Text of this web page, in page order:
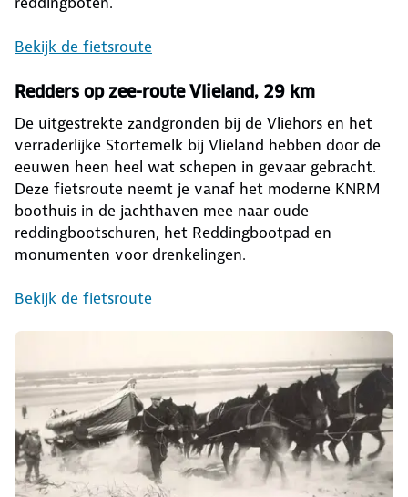
Bekijk de fietsroute
Redders op zee-route Vlieland, 29 km
De uitgestrekte zandgronden bij de Vliehors en het
verraderlijke Stortemelk bij Vlieland hebben door de
eeuwen heen heel wat schepen in gevaar gebracht.
Deze fietsroute neemt je vanaf het moderne KNRM
boothuis in de jachthaven mee naar oude
reddingbootschuren, het Reddingbootpad en
monumenten voor drenkelingen.
Bekijk de fietsroute